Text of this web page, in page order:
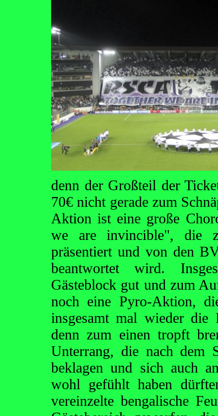
denn der Großteil der
70€ nicht gerade zum
Aktion ist eine große
we are invincible", die
präsentiert und von den
beantwortet wird.
Gästeblock gut und zum
noch eine Pyro-Aktion,
insgesamt mal wieder die
denn zum einen tropft
Unterrang, die nach dem
beklagen und sich auch
wohl gefühlt haben
vereinzelte bengalische